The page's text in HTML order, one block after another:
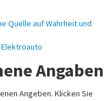
Quelle auf Wahrheit und
Elektroauto
Angaben
Angeben. Klicken Sie